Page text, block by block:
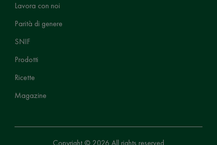
Lavora con noi
Parità di genere
SNIF
Prodotti
Ricette
Magazine
Copyright © 2026 All rights reserved